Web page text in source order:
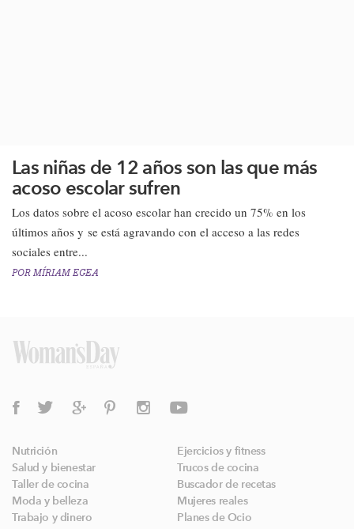
Las niñas de 12 años son las que más
acoso escolar sufren
Los datos sobre el acoso escolar han crecido un 75% en los
últimos años y se está agravando con el acceso a las redes
sociales entre...
POR MÍRIAM EGEA
Nutrición
Ejercicios y fitness
Salud y bienestar
Trucos de cocina
Taller de cocina
Buscador de recetas
Moda y belleza
Mujeres reales
Trabajo y dinero
Planes de Ocio